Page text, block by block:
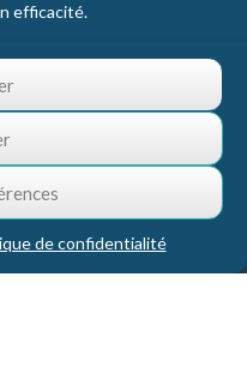
efficacité.
de confidentialité